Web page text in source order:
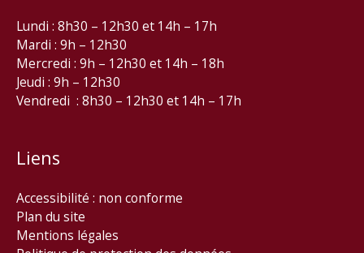
Lundi : 8h30 – 12h30 et 14h – 17h
Mardi : 9h – 12h30
Mercredi : 9h – 12h30 et 14h – 18h
Jeudi : 9h – 12h30
Vendredi : 8h30 – 12h30 et 14h – 17h
Liens
Accessibilité : non conforme
Plan du site
Mentions légales